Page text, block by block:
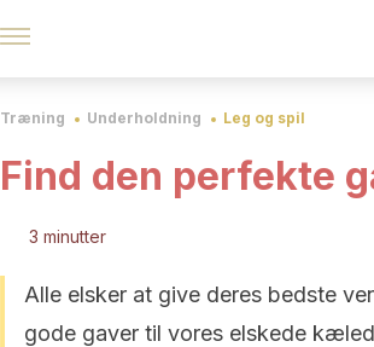
Træning Underholdning Leg og spil
Find den perfekte
3 minutter
Alle elsker at give deres bedste
gode gaver til vores elskede